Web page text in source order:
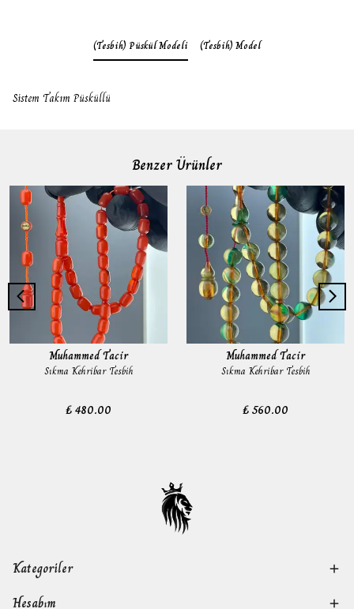
(Tesbih) Püskül Modeli (Tesbih) Model
Sistem Takım Püsküllü
Benzer Ürünler
Muhammed Tacir
Sıkma Kehribar Tesbih
₺ 480.00
Muhammed Tacir
Sıkma Kehribar Tesbih
₺ 560.00
Kategoriler
Hesabım